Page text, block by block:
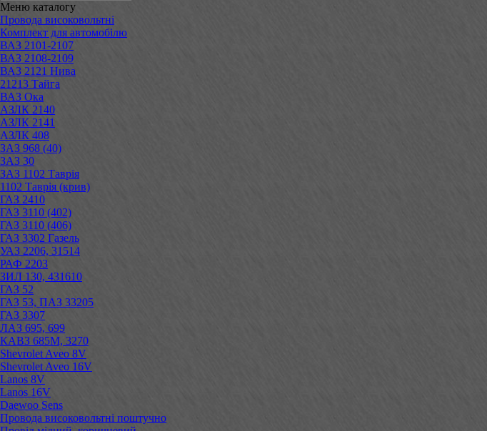
Меню каталогу
Провода високовольтні
Комплект для автомобілю
ВАЗ 2101-2107
ВАЗ 2108-2109
ВАЗ 2121 Нива
21213 Тайга
ВАЗ Ока
АЗЛК 2140
АЗЛК 2141
АЗЛК 408
ЗАЗ 968 (40)
ЗАЗ 30
ЗАЗ 1102 Таврія
1102 Таврія (крив)
ГАЗ 2410
ГАЗ 3110 (402)
ГАЗ 3110 (406)
ГАЗ 3302 Газель
УАЗ 2206, 31514
РАФ 2203
ЗИЛ 130, 431610
ГАЗ 52
ГАЗ 53, ПАЗ 33205
ГАЗ 3307
ЛАЗ 695, 699
КАВЗ 685М, 3270
Shevrolet Aveo 8V
Shevrolet Aveo 16V
Lanos 8V
Lanos 16V
Daewoo Sens
Провода високовольтні поштучно